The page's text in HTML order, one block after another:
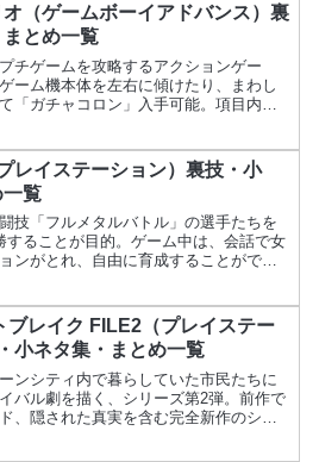
（ゲームボーイアドバンス）裏
とめ一覧
チゲームを攻略するアクションゲー
ーム機本体を左右に傾けたり、まわし
「ガチャコロン」入手可能。項目内容
レイステーション）裏技・小
覧
技「フルメタルバトル」の選手たちを
することが目的。ゲーム中は、会話で女
ンがとれ、自由に育成することができ
ブレイク FILE2（プレイステー
小ネタ集・まとめ一覧
ンシティ内で暮らしていた市民たちに
バル劇を描く、シリーズ第2弾。前作で
、隠された真実を含む完全新作のシナ